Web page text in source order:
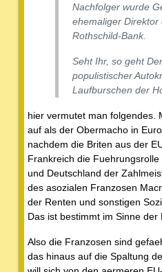
Nachfolger wurde
ehemaliger Direktor
Rothschild-Bank.
Seht Ihr, so geht
populistischer
Laufburschen der
hier vermutet man folgendes.
auf als der Obermacho in
nachdem die Briten aus der
Frankreich die
und Deutschland der
des asozialen Franzosen
der Renten und sonstigen
Das ist bestimmt im Sinne der
Also die Franzosen sind
das hinaus auf die Spaltung